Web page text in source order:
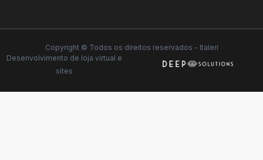
Copyright © Todos os direitos reservados - Italeri
Desenvolvimento de loja virtual e
sites